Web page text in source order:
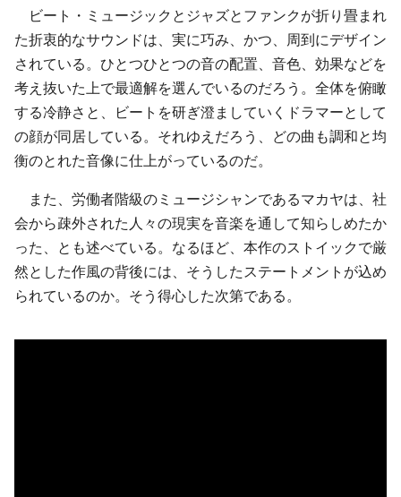
ビート・ミュージックとジャズとファンクが折り畳まれ
た折衷的なサウンドは、実に巧み、かつ、周到にデザイン
されている。ひとつひとつの音の配置、音色、効果などを
考え抜いた上で最適解を選んでいるのだろう。全体を俯瞰
する冷静さと、ビートを研ぎ澄ましていくドラマーとして
の顔が同居している。それゆえだろう、どの曲も調和と均
衡のとれた音像に仕上がっているのだ。
また、労働者階級のミュージシャンであるマカヤは、社
会から疎外された人々の現実を音楽を通して知らしめたか
った、とも述べている。なるほど、本作のストイックで厳
然とした作風の背後には、そうしたステートメントが込め
られているのか。そう得心した次第である。